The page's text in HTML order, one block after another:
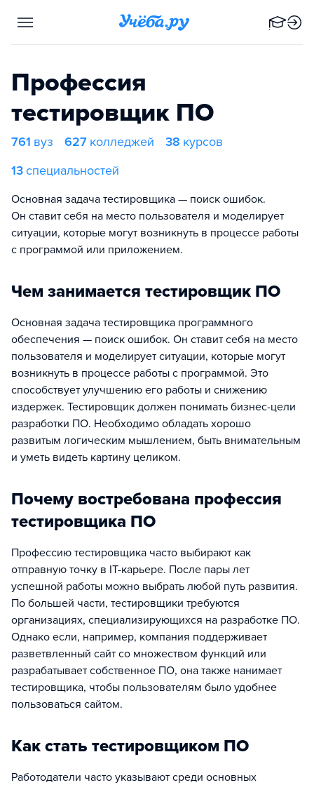
Профессия
тестировщик ПО
761 вуз 627 колледжей 38 курсов
13специальностей
Основная задача тестировщика — поиск ошибок.
Он ставит себя на место пользователя и моделирует
ситуации, которые могут возникнуть в процессе работы
с программой или приложением.
Чем занимается тестировщик ПО
Основная задача тестировщика программного
обеспечения — поиск ошибок. Он ставит себя на место
пользователя и моделирует ситуации, которые могут
возникнуть в процессе работы с программой. Это
способствует улучшению его работы и снижению
издержек. Тестировщик должен понимать бизнес-цели
разработки ПО. Необходимо обладать хорошо
развитым логическим мышлением, быть внимательным
и уметь видеть картину целиком.
Почему востребована профессия
тестировщика ПО
Профессию тестировщика часто выбирают как
отправную точку в IT-карьере. После пары лет
успешной работы можно выбрать любой путь развития.
По большей части, тестировщики требуются
организациях, специализирующихся на разработке ПО.
Однако если, например, компания поддерживает
разветвленный сайт со множеством функций или
разрабатывает собственное ПО, она также нанимает
тестировщика, чтобы пользователям было удобнее
пользоваться сайтом.
Как стать тестировщиком ПО
Работодатели часто указывают среди основных